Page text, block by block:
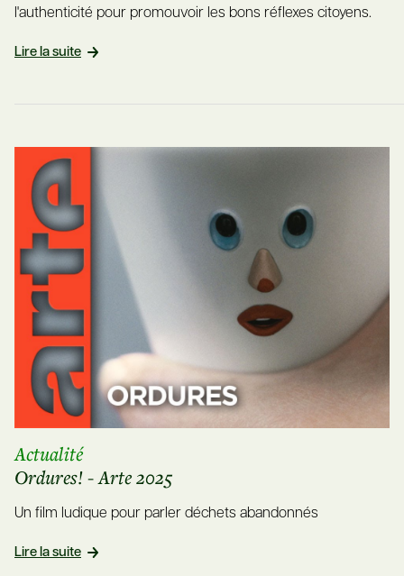
l'authenticité pour promouvoir les bons réflexes citoyens.
Lire la suite
Actualité
Ordures! - Arte 2025
Un film ludique pour parler déchets abandonnés
Lire la suite